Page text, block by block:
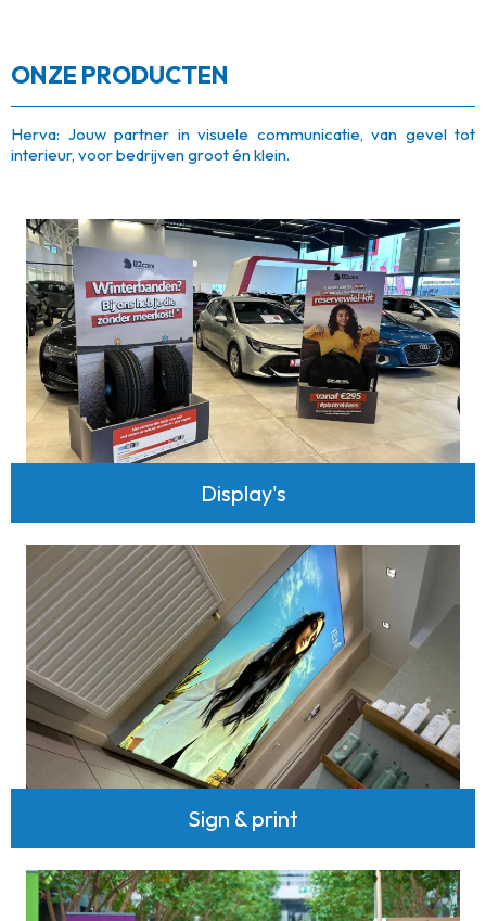
ONZE PRODUCTEN
Herva: Jouw partner in visuele communicatie, van gevel tot
interieur, voor bedrijven groot én klein.
Display's
Sign & print